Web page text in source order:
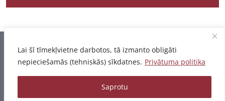
Lai šī tīmekļvietne darbotos, tā izmanto obligāti
nepieciešamās (tehniskās) sīkdatnes. Privātuma politika
Saprotu
Informācija pēdējo reizi atjaunota 07.08.2026
© 2026 - Pētījumu un publikāciju datubāze